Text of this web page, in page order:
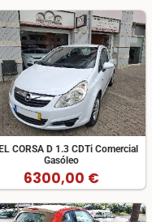
CORSA D 1.3 CDTi Comercial
Gasóleo
6300,00 €